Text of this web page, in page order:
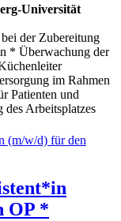
Universität
der Zubereitung
* Überwachung der
im Rahmen
Patienten und
Arbeitsplatzes
OP *